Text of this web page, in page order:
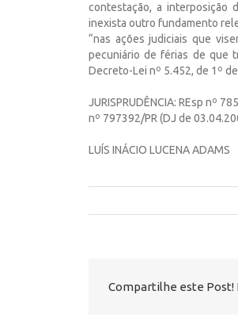
contestação, a interposição
inexista outro fundamento
“nas ações judiciais que
pecuniário de férias de que
Decreto-Lei nº 5.452, de 1º
JURISPRUDÊNCIA: REsp nº
nº 797392/PR (DJ de
LUÍS INÁCIO LUCENA ADAMS
Compartilhe este Post!